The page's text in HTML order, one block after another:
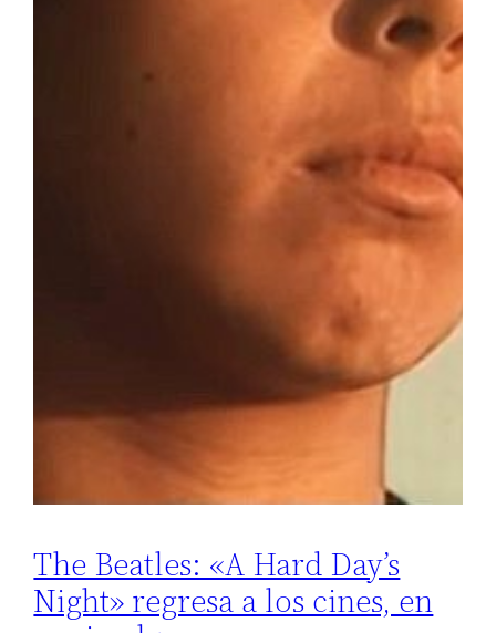
The Beatles: «A Hard Day’s
Night» regresa a los cines, en